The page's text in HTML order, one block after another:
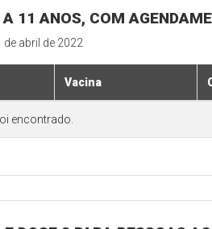
11 ANOS, COM
de abril de 2022
Vacina
encontrado.